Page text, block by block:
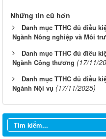
Những tin cũ hơn
Danh mục TTHC đủ điều
Ngành Nông nghiệp và Môi
Danh mục TTHC đủ điều
Ngành Công thương (17/11/
Danh mục TTHC đủ điều
Ngành Nội vụ (17/11/2025)